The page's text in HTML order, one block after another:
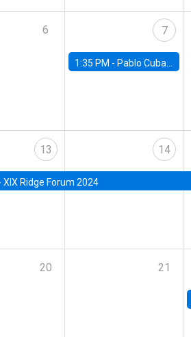
6 7
1:35 PM - Pablo Cuba, FED Board
13
XIX Ridge Forum 2024
14
20 21